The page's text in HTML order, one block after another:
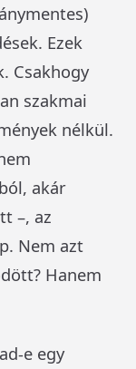
Ezek
Csakhogy
szakmai
nélkül.
akár
–, az
Nem azt
Hanem
e egy